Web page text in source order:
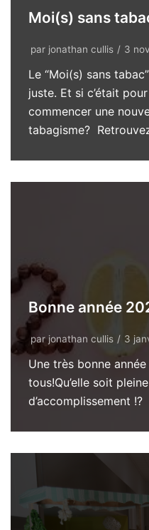
Moi(s) sans
par jonathan cullis 3
Le “Moi(s) sans
juste. Et si c’était
commencer une
tabagisme?
Bonne année
parjonathan cullis 3
Une très bonne
tous!Qu’elle soit
d’accomplissement !?